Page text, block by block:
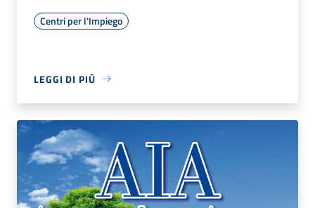
Centri per l'Impiego
LEGGI DI PIÙ